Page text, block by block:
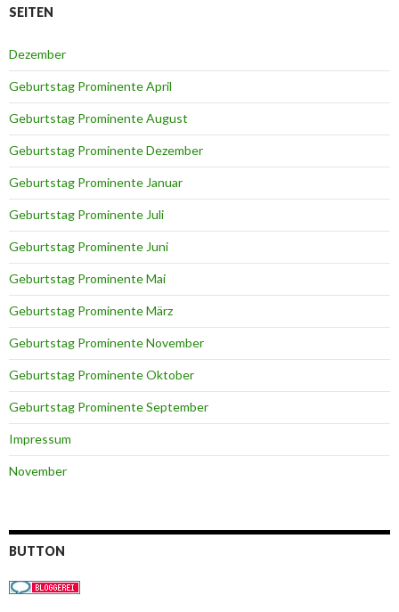
SEITEN
Dezember
Geburtstag Prominente April
Geburtstag Prominente August
Geburtstag Prominente Dezember
Geburtstag Prominente Januar
Geburtstag Prominente Juli
Geburtstag Prominente Juni
Geburtstag Prominente Mai
Geburtstag Prominente März
Geburtstag Prominente November
Geburtstag Prominente Oktober
Geburtstag Prominente September
Impressum
November
BUTTON